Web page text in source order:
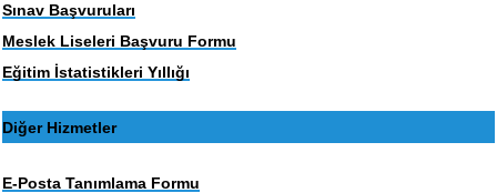
Sınav Başvuruları
Meslek Liseleri Başvuru Formu
Eğitim İstatistikleri Yıllığı
Diğer Hizmetler
E-Posta Tanımlama Formu